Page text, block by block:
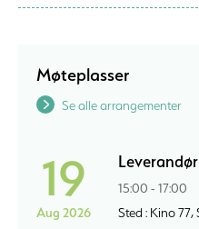
Møteplasser
Se alle arrangementer
19
Aug 2026
15:00 - 17:00
Sted : Kino